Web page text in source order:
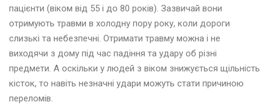
пацієнти (віком від 55 і до 80 років). Зазвичай вони
отримують травми в холодну пору року, коли дороги
слизькі та небезпечні. Отримати травму можна і не
виходячи з дому під час падіння та удару об різні
предмети. А оскільки у людей з віком знижується щільність
кісток, то навіть незначні удари можуть стати причиною
переломів.